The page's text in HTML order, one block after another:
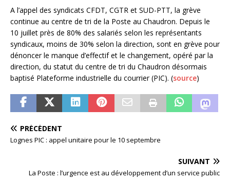
A l’appel des syndicats CFDT, CGTR et SUD-PTT, la grève
continue au centre de tri de la Poste au Chaudron. Depuis le
10 juillet près de 80% des salariés selon les représentants
syndicaux, moins de 30% selon la direction, sont en grève pour
dénoncer le manque d’effectif et le changement, opéré par la
direction, du statut du centre de tri du Chaudron désormais
baptisé Plateforme industrielle du courrier (PIC). (source)
PRÉCÉDENT
Lognes PIC : appel unitaire pour le 10 septembre
SUIVANT
La Poste : l’urgence est au développement d’un service public